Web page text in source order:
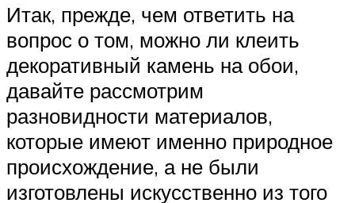
Итак, прежде, чем ответить на
вопрос о том, можно ли клеить
декоративный камень на обои,
давайте рассмотрим
разновидности материалов,
которые имеют именно природное
происхождение, а не были
изготовлены искусственно из того